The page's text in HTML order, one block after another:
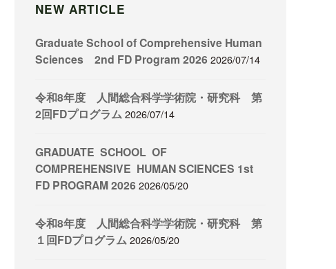
NEW ARTICLE
Graduate School of Comprehensive Human
Sciences 2nd FD Program 2026 2026/07/14
令和8年度 人間総合科学学術院・研究科 第
2回FDプログラム2026/07/14
GRADUATE SCHOOL OF
COMPREHENSIVE HUMAN SCIENCES 1st
FD PROGRAM 2026 2026/05/20
令和8年度 人間総合科学学術院・研究科 第
１回FDプログラム2026/05/20